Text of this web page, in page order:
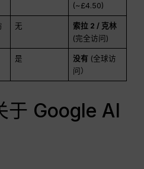
(~£4.50)
无
索拉 2 / 克林
(完全访问)
是 没有 (全球访
问）
于 Google AI